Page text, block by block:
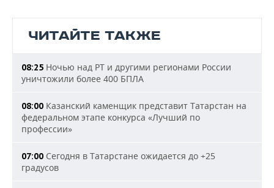
ЧИТАЙТЕ ТАКЖЕ
08:25 Ночью над РТ и другими регионами России
уничтожили более 400 БПЛА
08:00 Казанский каменщик представит Татарстан на
федеральном этапе конкурса «Лучший по
профессии»
07:00 Сегодня в Татарстане ожидается до +25
градусов